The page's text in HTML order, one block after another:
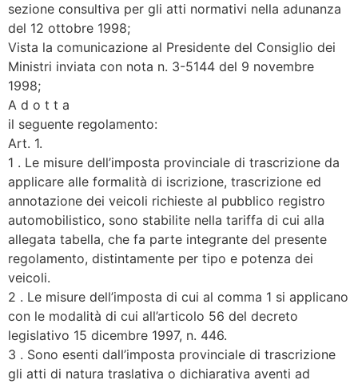
sezione consultiva per gli atti normativi nella adunanza
del 12 ottobre 1998;
Vista la comunicazione al Presidente del Consiglio dei
Ministri inviata con nota n. 3-5144 del 9 novembre
1998;
A d o t t a
il seguente regolamento:
Art. 1.
1 . Le misure dell’imposta provinciale di trascrizione da
applicare alle formalità di iscrizione, trascrizione ed
annotazione dei veicoli richieste al pubblico registro
automobilistico, sono stabilite nella tariffa di cui alla
allegata tabella, che fa parte integrante del presente
regolamento, distintamente per tipo e potenza dei
veicoli.
2 . Le misure dell’imposta di cui al comma 1 si applicano
con le modalità di cui all’articolo 56 del decreto
legislativo 15 dicembre 1997, n. 446.
3 . Sono esenti dall’imposta provinciale di trascrizione
gli atti di natura traslativa o dichiarativa aventi ad